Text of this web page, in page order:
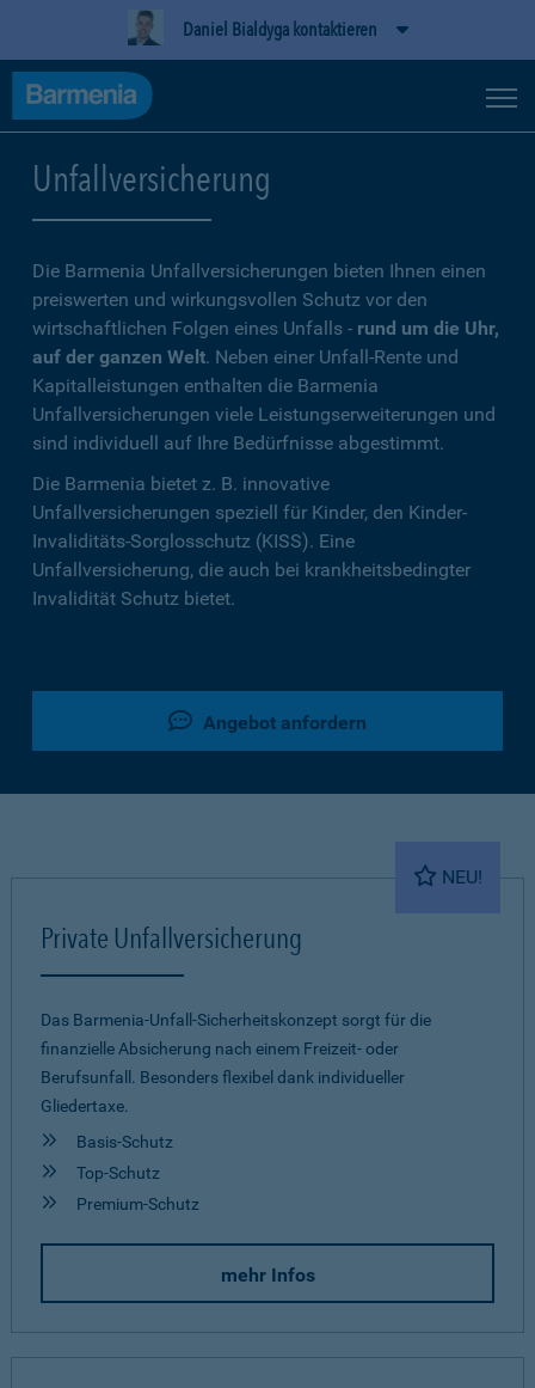
Daniel Bialdyga kontaktieren
Unfallversicherung
Die Barmenia Unfallversicherungen bieten Ihnen einen
preiswerten und wirkungsvollen Schutz vor den
wirtschaftlichen Folgen eines Unfalls - rund um die Uhr,
auf der ganzen Welt. Neben einer Unfall-Rente und
Kapitalleistungen enthalten die Barmenia
Unfallversicherungen viele Leistungserweiterungen und
sind individuell auf Ihre Bedürfnisse abgestimmt.
Die Barmenia bietet z. B. innovative
Unfallversicherungen speziell für Kinder, den Kinder-
Invaliditäts-Sorglosschutz (KISS). Eine
Unfallversicherung, die auch bei krankheitsbedingter
Invalidität Schutz bietet.
Angebot anfordern
NEU!
Private Unfallversicherung
Das Barmenia-Unfall-Sicherheitskonzept sorgt für die
finanzielle Absicherung nach einem Freizeit- oder
Berufsunfall. Besonders flexibel dank individueller
Gliedertaxe.
Basis-Schutz
Top-Schutz
Premium-Schutz
mehr Infos